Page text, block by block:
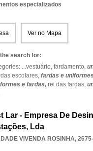
especializados
Ver no Mapa
search for:
...vestuário, fardamento,
escolares, fardas e
e fardas, rei das fardas,
Lar - Empresa De
Lda
VIVENDA ROSINHA,